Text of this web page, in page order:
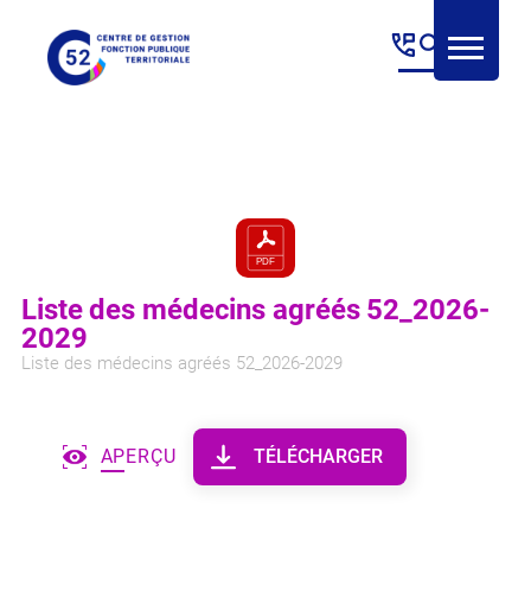
Liste des médecins agréés 52_2026-
2029
Liste des médecins agréés 52_2026-2029
TÉLÉCHARGER
APERÇU